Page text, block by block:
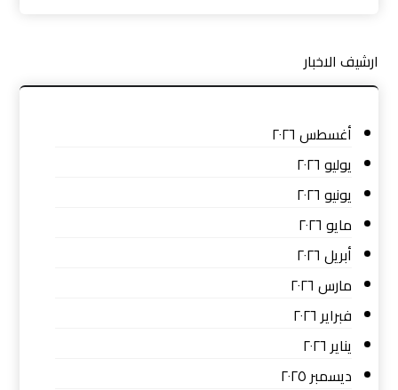
ارشيف الاخبار
أغسطس ٢٠٢٦
يوليو ٢٠٢٦
يونيو ٢٠٢٦
مايو ٢٠٢٦
أبريل ٢٠٢٦
مارس ٢٠٢٦
فبراير ٢٠٢٦
يناير ٢٠٢٦
ديسمبر ٢٠٢٥